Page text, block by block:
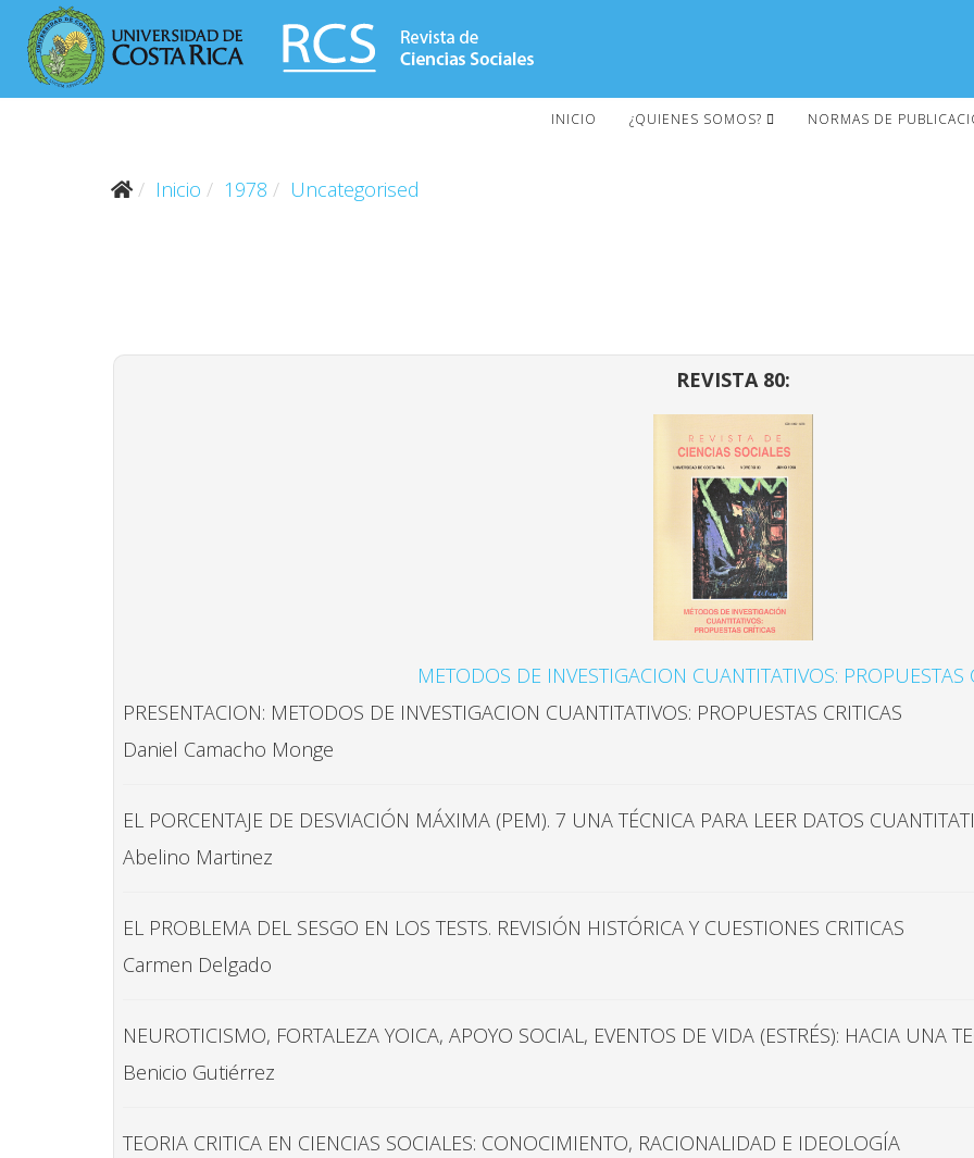
INICIO ¿QUIENES SOMOS? NORMAS DE
Inicio 1978 Uncategorised
REVISTA 80:
METODOS DE INVESTIGACION CUANTITATIVOS: PROPUESTAS
PRESENTACION: METODOS DE INVESTIGACION CUANTITATIVOS: PROPUESTAS CRITICAS
Daniel Camacho Monge
EL PORCENTAJE DE DESVIACIÓN MÁXIMA (PEM). 7 UNA TÉCNICA PARA LEER DATOS
Abelino Martinez
EL PROBLEMA DEL SESGO EN LOS TESTS. REVISIÓN HISTÓRICA Y CUESTIONES CRITICAS
Carmen Delgado
NEUROTICISMO, FORTALEZA YOICA, APOYO SOCIAL, EVENTOS DE VIDA (ESTRÉS): HACIA UNA
Benicio Gutiérrez
TEORIA CRITICA EN CIENCIAS SOCIALES: CONOCIMIENTO, RACIONALIDAD E IDEOLOGÍA